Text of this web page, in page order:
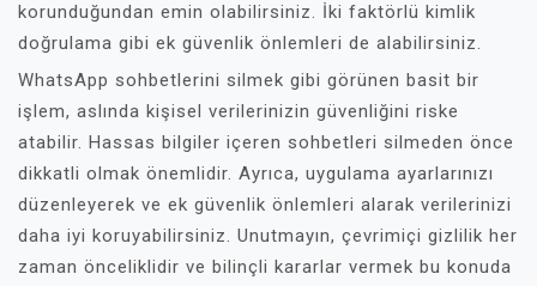
korunduğundan emin olabilirsiniz. İki faktörlü kimlik
doğrulama gibi ek güvenlik önlemleri de alabilirsiniz.
WhatsApp sohbetlerini silmek gibi görünen basit bir
işlem, aslında kişisel verilerinizin güvenliğini riske
atabilir. Hassas bilgiler içeren sohbetleri silmeden önce
dikkatli olmak önemlidir. Ayrıca, uygulama ayarlarınızı
düzenleyerek ve ek güvenlik önlemleri alarak verilerinizi
daha iyi koruyabilirsiniz. Unutmayın, çevrimiçi gizlilik her
zaman önceliklidir ve bilinçli kararlar vermek bu konuda